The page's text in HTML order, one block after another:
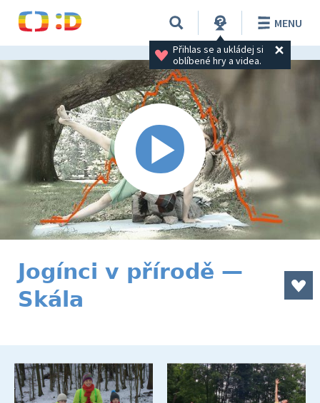
Přihlas se a ukládej si
oblíbené hry a videa.
MENU
Jogínci v přírodě —
Skála